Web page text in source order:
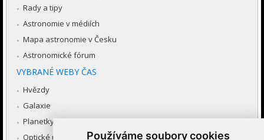
Používáme soubory cookies
Rady a tipy
Astronomie v médiích
Mapa astronomie v Česku
Astronomické fórum
VYBRANÉ WEBY ČAS
Hvězdy
Galaxie
Planetky
Optické úkazy v atmosféře